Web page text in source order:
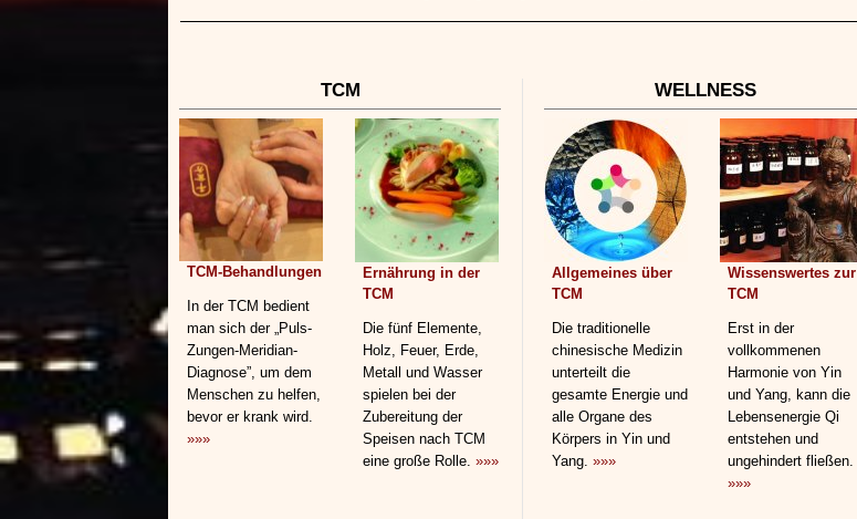
TCM
TCM-Behandlungen
In der TCM bedient
man sich der „Puls-
Zungen-Meridian-
Diagnose”, um dem
Menschen zu helfen,
bevor er krank wird.
»»»
Ernährung in der
TCM
Die fünf Elemente,
Holz, Feuer, Erde,
Metall und Wasser
spielen bei der
Zubereitung der
Speisen nach TCM
eine große Rolle. »»»
WELLNESS
Allgemeines über
TCM
Die traditionelle
chinesische Medizin
unterteilt die
gesamte Energie und
alle Organe des
Körpers in Yin und
Yang. »»»
Wissenswertes zur
TCM
Erst in der
vollkommenen
Harmonie von Yin
und Yang, kann die
Lebensenergie Qi
entstehen und
ungehindert fließen.
»»»